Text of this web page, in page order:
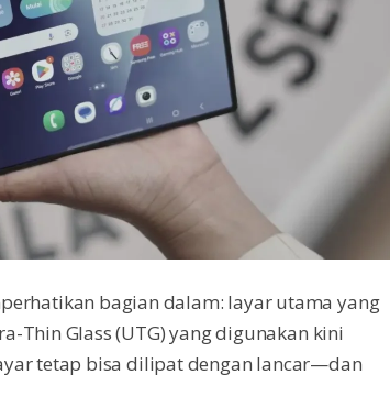
bagian dalam: layar utama yang
Thin Glass (UTG) yang digunakan kini
tetap bisa dilipat dengan lancar—dan